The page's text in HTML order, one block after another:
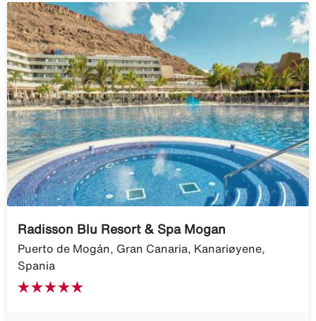
Radisson Blu Resort & Spa Mogan
Puerto de Mogán, Gran Canaria, Kanariøyene,
Spania